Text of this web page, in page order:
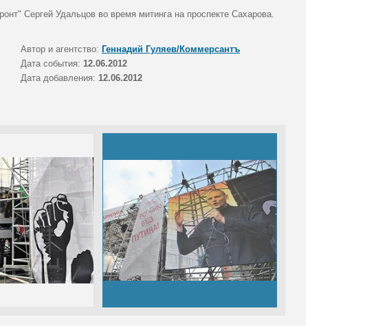
Сергей Удальцов во время митинга на проспекте Сахарова.
Автор и агентство: Геннадий Гуляев/Коммерсантъ
Дата события: 12.06.2012
Дата добавления: 12.06.2012